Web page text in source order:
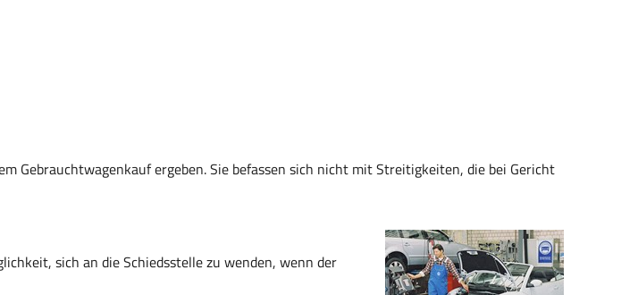
Gebrauchtwagenkauf ergeben. Sie befassen sich nicht mit Streitigkeiten, die bei Gericht
sich an die Schiedsstelle zu wenden, wenn der